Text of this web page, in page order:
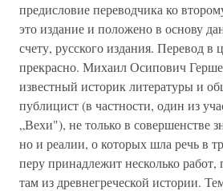
предисловие переводчика ко
это издание и положено в основу
счету, русского издания. Перевод в
прекрасно. Михаил Осипович
известный историк литературы и
публицист (в частности, один из
„Вехи"), не только в совершенстве
но и реалии, о которых шла речь в
перу принадлежит несколько
там из древнегреческой истории.